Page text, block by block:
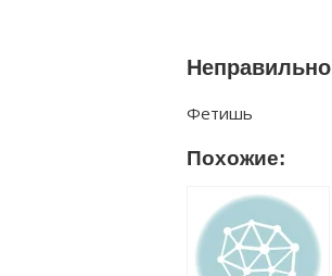
Неправильно
Фетишь
Похожие: